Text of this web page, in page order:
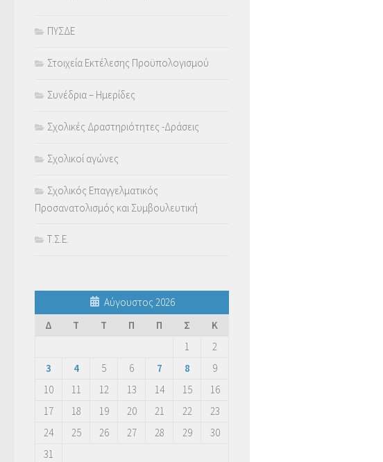
ΠΥΣΔΕ
Στοιχεία Εκτέλεσης Προϋπολογισμού
Συνέδρια – Ημερίδες
Σχολικές Δραστηριότητες -Δράσεις
Σχολικοί αγώνες
Σχολικός Επαγγελματικός
Προσανατολισμός και Συμβουλευτική
Τ.Σ.Ε.
Αύγουστος 2026
Δ
Τ Τ Π Π Σ
Κ
1
2
3
4 5 6 7 8
9
10
11 12 13 14 15
16
17
18 19 20 21 22
23
24
25 26 27 28 29
30
31